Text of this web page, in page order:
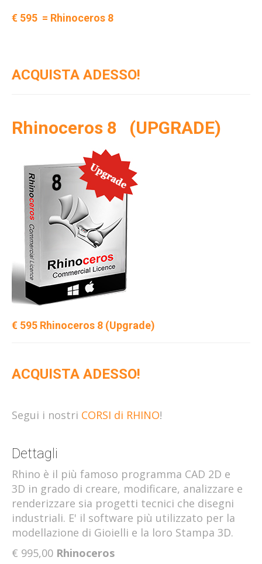
€ 595 = Rhinoceros 8
ACQUISTA ADESSO!
Rhinoceros 8 (UPGRADE)
€ 595 Rhinoceros 8 (Upgrade)
ACQUISTA ADESSO!
Segui i nostri CORSI di RHINO!
Dettagli
Rhino è il più famoso programma CAD 2D e
3D in grado di creare, modificare, analizzare e
renderizzare sia progetti tecnici che disegni
industriali. E' il software più utilizzato per la
modellazione di Gioielli e la loro Stampa 3D.
€ 995,00 Rhinoceros